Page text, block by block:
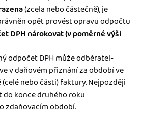
(zcela nebo částečně), je
opět provést opravu odpočtu
DPH nárokovat(v poměrné výši
odpočet DPH může odběratel-
v daňovém přiznání za období ve
nebo části) faktury. Nejpozději
konce druhého roku
zdaňovacím období.